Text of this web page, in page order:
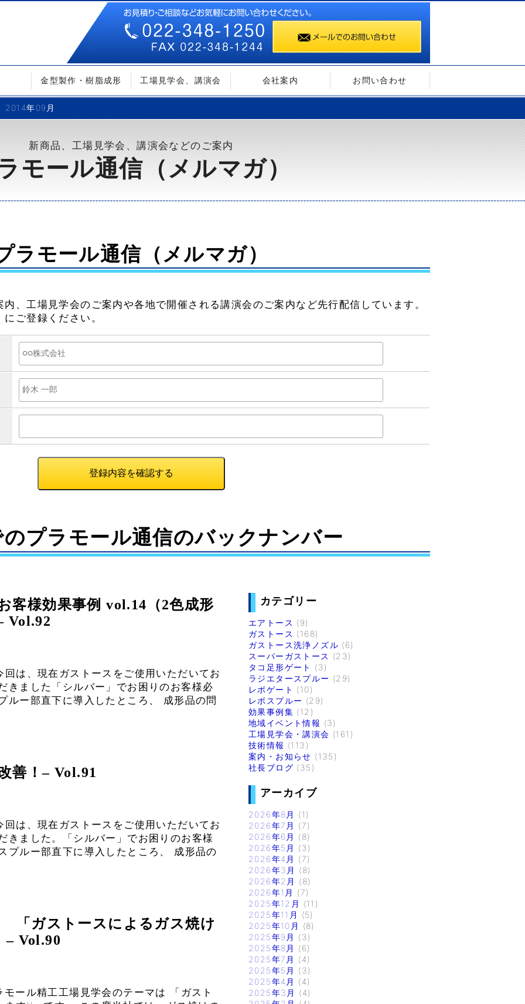
金型製作・樹脂成形 工場見学会、講演会 会社案内 お問い合わせ
2014年09月
新商品、工場見学会、講演会などのご案内
モール通信（メルマガ）
ラモール通信（メルマガ）
、工場見学会のご案内や各地で開催される講演会のご案内など先行配信しています。
ご登録ください。
プラモール通信のバックナンバー
客様効果事例 vol.14（2色成形
Vol.92
は、現在ガストースをご使用いただいてお
きました「シルバー」でお困りのお客様必
ルー部直下に導入したところ、 成形品の問
善！– Vol.91
は、現在ガストースをご使用いただいてお
きました。「シルバー」でお困りのお客様
プルー部直下に導入したところ、 成形品の
「ガストースによるガス焼け
– Vol.90
ール精工工場見学会のテーマは 「ガスト
カテゴリー
エアトース (9)
ガストース (168)
ガストース洗浄ノズル (6)
スーパーガストース (23)
タコ足形ゲート
(3)
ラジエタースプルー (29)
レボゲート (10)
レボスプルー (29)
効果事例集 (12)
地域イベント情報 (3)
工場見学会・講演会 (161)
技術情報 (113)
案内・お知らせ (135)
社長ブログ (35)
アーカイブ
2026年8月
(1)
2026年7月
(7)
2026年6月
(8)
2026年5月
(3)
2026年4月
(7)
2026年3月
(8)
2026年2月
(8)
2026年1月
(7)
2025年12月
(11)
2025年11月
(5)
2025年10月
(8)
2025年9月
(3)
2025年8月
(6)
2025年7月
(4)
2025年5月
(3)
2025年4月
(4)
2025年3月
(4)